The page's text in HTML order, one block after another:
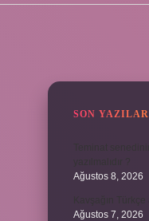
SON YAZILAR
Ağustos 8, 2026
Ağustos 7, 2026